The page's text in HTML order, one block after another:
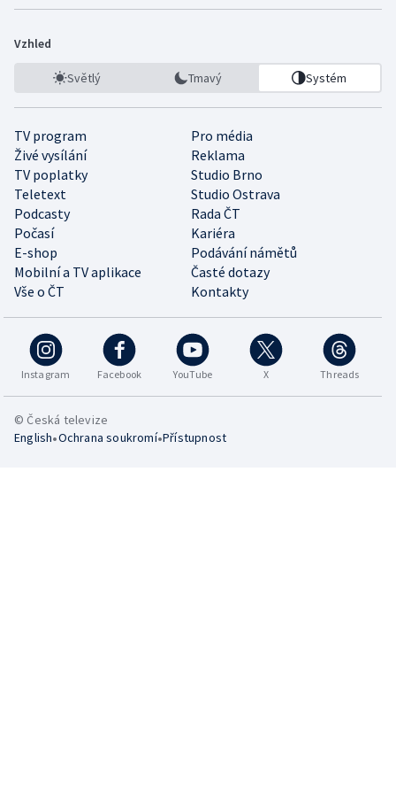
Vzhled
Světlý Tmavý Systém
TV program
Pro média
Živé vysílání
Reklama
TV poplatky
Studio Brno
Teletext
Studio Ostrava
Podcasty
Rada ČT
Počasí
Kariéra
E-shop
Podávání námětů
Mobilní a TV aplikace
Časté dotazy
Vše o ČT
Kontakty
Instagram Facebook YouTube X Threads
© Česká televize
English•Ochrana soukromí•Přístupnost